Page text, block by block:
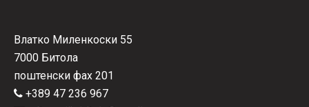
Влатко Миленкоски 55
7000 Битола
поштенски фах 201
+389 47 236 967